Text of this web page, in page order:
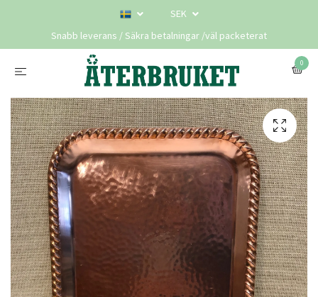
SEK
Snabb leverans / Säkra betalningar /väl packeterat
0